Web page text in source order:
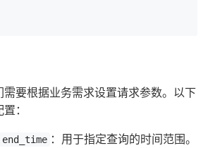
要根据业务需求设置请求参数。以下
：
end_time ：用于指定查询的时间范围。